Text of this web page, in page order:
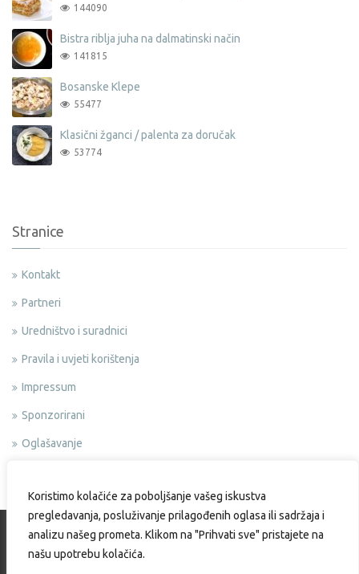
Koristimo kolačiće za poboljšanje vašeg iskustva
pregledavanja, posluživanje prilagođenih oglasa ili sadržaja i
analizu našeg prometa. Klikom na "Prihvati sve" pristajete na
našu upotrebu kolačića.
144090
Bistra riblja juha na dalmatinski način
141815
Bosanske Klepe
55477
Klasični žganci / palenta za doručak
53774
Stranice
Kontakt
Partneri
Uredništvo i suradnici
Pravila i uvjeti korištenja
Impressum
Sponzorirani
Oglašavanje